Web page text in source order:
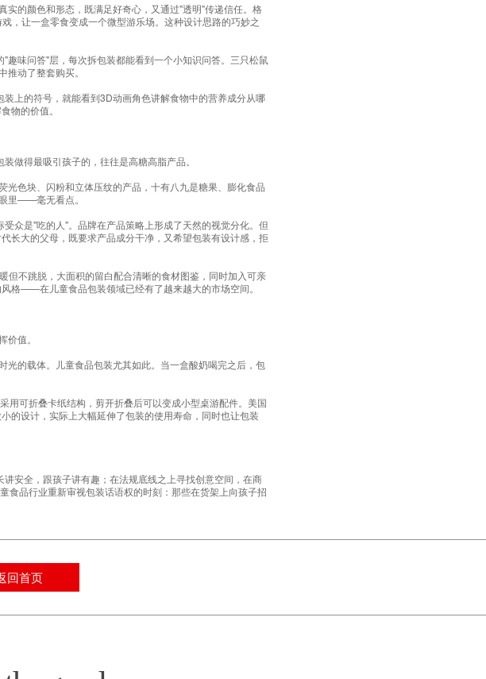
的颜色和形态，既满足好奇心，又通过"透明"传递信任。格
让一盒零食变成一个微型游乐场。这种设计思路的巧妙之
"趣味问答"层，每次拆包装都能看到一个小知识问答。三只松鼠
动了整套购买。
上的符号，就能看到3D动画角色讲解食物中的营养成分从哪
物的价值。
做得最吸引孩子的，往往是高糖高脂产品。
色块、闪粉和立体压纹的产品，十有八九是糖果、膨化食品
里——毫无看点。
众是"吃的人"。品牌在产品策略上形成了天然的视觉分化。但
大的父母，既要求产品成分干净，又希望包装有设计感，拒
但不跳脱，大面积的留白配合清晰的食材图鉴，同时加入可亲
格——在儿童食品包装领域已经有了越来越大的市场空间。
值。
光的载体。儿童食品包装尤其如此。当一盒酸奶喝完之后，包
用可折叠卡纸结构，剪开折叠后可以变成小型桌游配件。美国
的设计，实际上大幅延伸了包装的使用寿命，同时也让包装
安全，跟孩子讲有趣；在法规底线之上寻找创意空间，在商
食品行业重新审视包装话语权的时刻：那些在货架上向孩子招
回首页